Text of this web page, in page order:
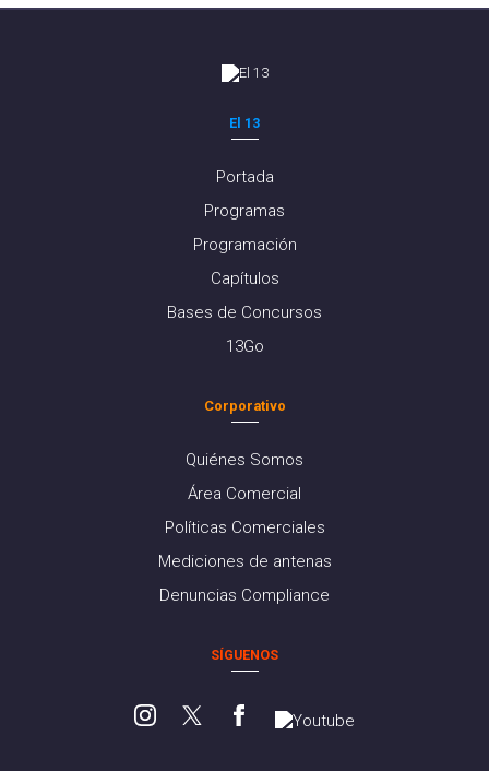
El 13
Portada
Programas
Programación
Capítulos
Bases de Concursos
13Go
Corporativo
Quiénes Somos
Área Comercial
Políticas Comerciales
Mediciones de antenas
Denuncias Compliance
SÍGUENOS